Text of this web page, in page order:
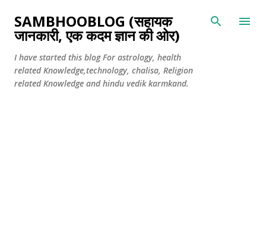
सीधे मुख्य सामग्री पर जाएं
SAMBHOOBLOG (सहायक
जानकारी, एक कदम ज्ञान की ओर)
I have started this blog For astrology, health
related Knowledge,technology, chalisa, Religion
related Knowledge and hindu vedik karmkand.